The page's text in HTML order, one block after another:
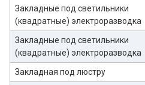
Закладные под светильники
(квадратные) электроразводка
Закладные под светильники
(квадратные) электроразводка
Закладная под люстру